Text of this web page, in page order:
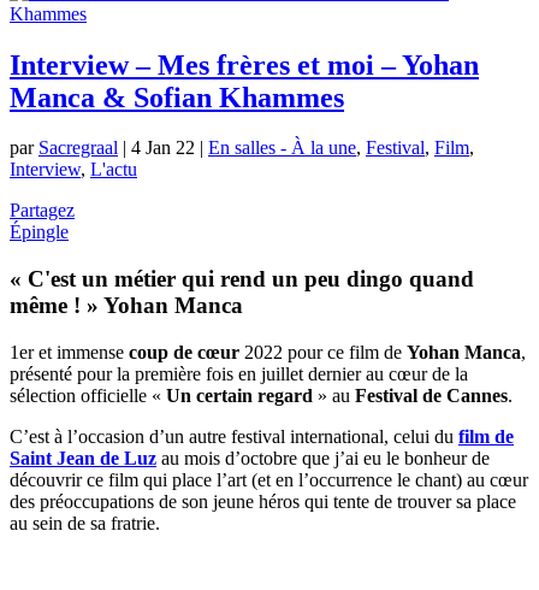
Interview – Mes frères et moi – Yohan
Manca & Sofian Khammes
par Sacregraal | 4 Jan 22 | En salles - À la une, Festival, Film,
Interview, L'actu
Partagez
Épingle
« C'est un métier qui rend un peu dingo quand
même ! » Yohan Manca
1er et immense coup de cœur 2022 pour ce film de Yohan Manca,
présenté pour la première fois en juillet dernier au cœur de la
sélection officielle « Un certain regard » au Festival de Cannes.
C’est à l’occasion d’un autre festival international, celui du film de
Saint Jean de Luz au mois d’octobre que j’ai eu le bonheur de
découvrir ce film qui place l’art (et en l’occurrence le chant) au cœur
des préoccupations de son jeune héros qui tente de trouver sa place
au sein de sa fratrie.